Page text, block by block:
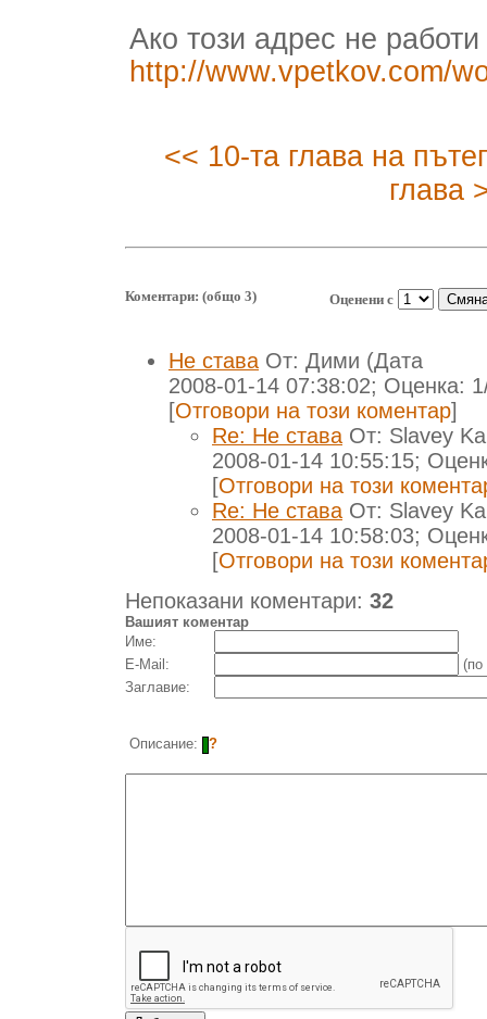
Ако този адрес не
http://www.vpetkov.com/
<< 10-та глава на
глава
Коментари: (общо 3) Оценени с
Не става От: Дими (Дата
2008-01-14 07:38:02; Оценка:
[Отговори на този коментар]
Re: Не става От: Slavey
2008-01-14 10:55:15;
[Отговори на този
Re: Не става От: Slavey
2008-01-14 10:58:03;
[Отговори на този
Непоказани коментари: 32
Вашият коментар
Име:
E-Mail:
(по
Заглавие:
Описание: ?